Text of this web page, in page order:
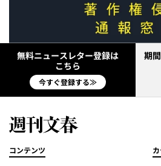
無料ニュースレター登録は
こちら
今すぐ登録する≫
期
コンテンツ